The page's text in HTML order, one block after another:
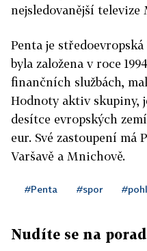
nejsledovanější
Penta je
byla založena v roce
finančních službách,
Hodnoty aktiv skupiny,
desítce evropských
eur. Své zastoupení má
Varšavě a Mnichově.
#Penta #spor
Nudíte se na